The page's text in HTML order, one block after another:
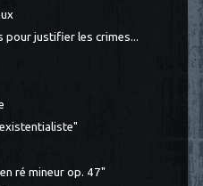
pour justifier les crimes...
ré mineur op. 47"